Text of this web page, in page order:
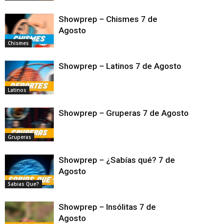
Chismes
Showprep – Chismes 7 de
Agosto
Latinos
Showprep – Latinos 7 de Agosto
Gruperas
Showprep – Gruperas 7 de Agosto
Sabias Que?
Showprep – ¿Sabías qué? 7 de
Agosto
Showprep – Insólitas 7 de
Agosto